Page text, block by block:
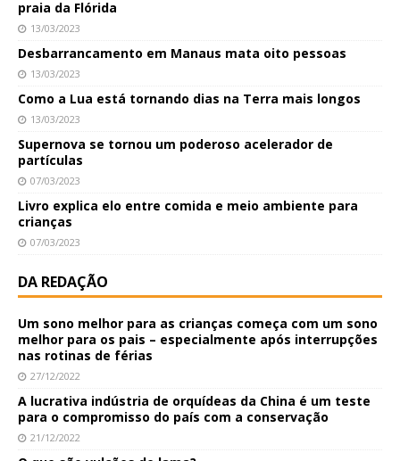
praia da Flórida
13/03/2023
Desbarrancamento em Manaus mata oito pessoas
13/03/2023
Como a Lua está tornando dias na Terra mais longos
13/03/2023
Supernova se tornou um poderoso acelerador de
partículas
07/03/2023
Livro explica elo entre comida e meio ambiente para
crianças
07/03/2023
DA REDAÇÃO
Um sono melhor para as crianças começa com um sono
melhor para os pais – especialmente após interrupções
nas rotinas de férias
27/12/2022
A lucrativa indústria de orquídeas da China é um teste
para o compromisso do país com a conservação
21/12/2022